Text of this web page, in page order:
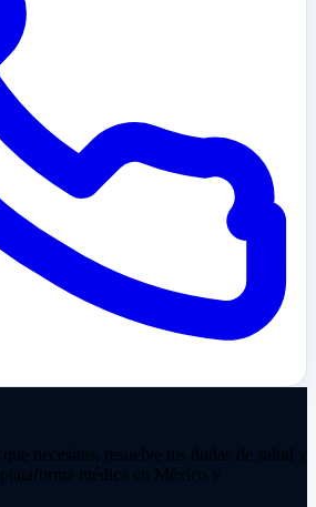
necesitas, resuelve tus dudas de salud y
médica en México y